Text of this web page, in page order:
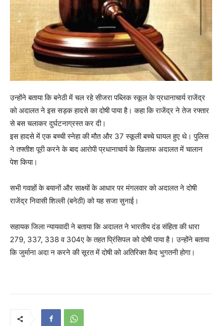
उन्होंने बताया कि बनेठी में चल रहे सीजरा पब्लिक स्कूल के प्रधानाचार्य राजेंद्र
को अदालत ने इस सड़क हादसे का दोषी पाया है। कहा कि राजेंद्र ने तेज रफ्तार
से बस चलाकर दुर्घटनाग्रस्त कर दी।
इस हादसे में एक बच्ची स्नेहा की मौत और 37 स्कूली बच्चे घायल हुए थे। पुलिस
ने तफ्तीश पूरी करने के बाद आरोपी प्रधानाचार्य के खिलाफ अदालत में चालान
पेश किया।
सभी गवाहों के बयानों और साक्ष्यों के आधार पर मंगलवार को अदालत ने दोषी
राजेंद्र निवासी शिल्ली (बनेठी) को यह सजा सुनाई।
सहायक जिला न्यायवादी ने बताया कि अदालत ने भारतीय दंड संहिता की धारा
279, 337, 338 व 304ए के तहत प्रिंसिपल को दोषी पाया है। उन्होंने बताया
कि जुर्माना अदा न करने की सूरत में दोषी को अतिरिक्त कैद भुगतनी होगा।